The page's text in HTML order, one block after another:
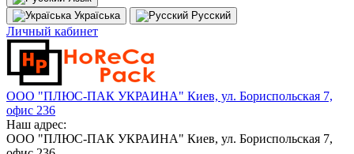
Україська
Русский
Личный кабинет
ООО "ПЛЮС-ПАК УКРАИНА" Киев, ул. Бориспольская 7,
офис 236
Наш адрес:
ООО "ПЛЮС-ПАК УКРАИНА" Киев, ул. Бориспольская 7,